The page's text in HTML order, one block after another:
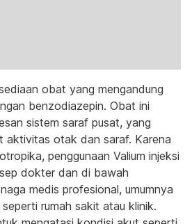
obat yang mengandung
benzodiazepin. Obat ini
sistem saraf pusat, yang
aktivitas otak dan saraf. Karena
penggunaan Valium injeksi
dokter dan di bawah
medis profesional, umumnya
rumah sakit atau klinik.